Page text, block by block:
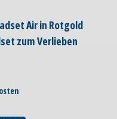
Air in Rotgold
zum Verlieben